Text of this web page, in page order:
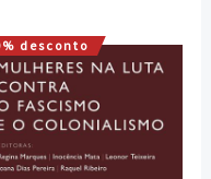
desconto
O
preço
original
era:
16,00 €.
O
preço
atual
é:
14,40 €.